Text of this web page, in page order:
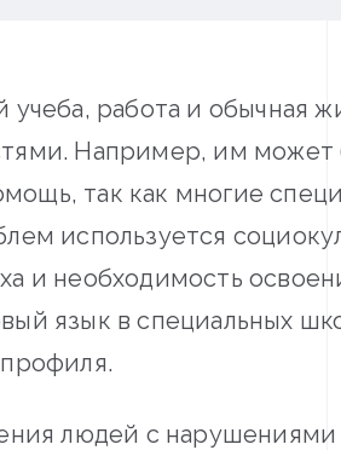
работа и обычная
Например, им может
так как многие
используется
и необходимость
язык в специальных
людей с нарушениями